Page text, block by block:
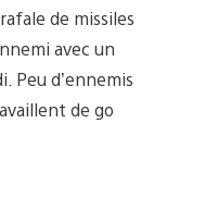
de missiles
avec un
Peu d’ennemis
de go